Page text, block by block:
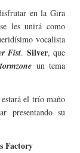
en la Gira
les unirá como
vocalista
Fist. Silver, que
un tema
estará el trío maño
presentando su
Factory